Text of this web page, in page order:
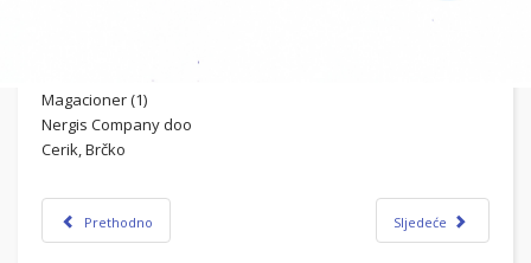
Magacioner (1)
Nergis Company doo
Cerik, Brčko
Prethodno Sljedeće